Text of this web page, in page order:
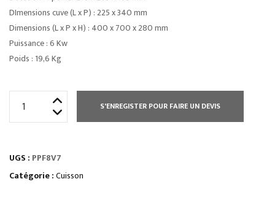
DImensions cuve (L x P) : 225 x 340 mm
Dimensions (L x P x H) : 400 x 700 x 280 mm
Puissance : 6 Kw
Poids : 19,6 Kg
DE
MIJOTAGE
S'ENREGISTER POUR FAIRE UN DEVIS
UGS : PPF8V7
Catégorie :Cuisson